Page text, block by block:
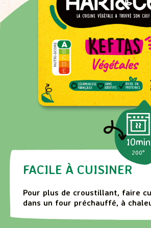
FACILE À CUISINER
Pour plus de croustillant, faire
dans un four préchauffé, à
10min
200°